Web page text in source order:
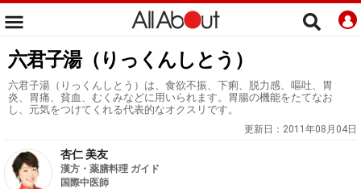
六君子湯（りっくんしとう）
六君子湯（りっくんしとう）は、食欲不振、下痢、脱力感、嘔吐、胃
炎、胃痛、貧血、むくみなどに用いられます。胃腸の機能をたてなお
し、元気をつけてくれる代表的なオクスリです。
更新日： 2011年08月04日
杏仁 美友
漢方・薬膳料理 ガイド
国際中医師